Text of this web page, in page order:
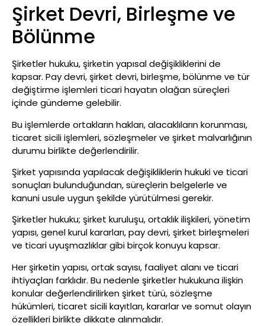
Şirket Devri, Birleşme ve
Bölünme
Şirketler hukuku, şirketin yapısal değişikliklerini de
kapsar. Pay devri, şirket devri, birleşme, bölünme ve tür
değiştirme işlemleri ticari hayatın olağan süreçleri
içinde gündeme gelebilir.
Bu işlemlerde ortakların hakları, alacaklıların korunması,
ticaret sicili işlemleri, sözleşmeler ve şirket malvarlığının
durumu birlikte değerlendirilir.
Şirket yapısında yapılacak değişikliklerin hukuki ve ticari
sonuçları bulunduğundan, süreçlerin belgelerle ve
kanuni usule uygun şekilde yürütülmesi gerekir.
Şirketler hukuku; şirket kuruluşu, ortaklık ilişkileri, yönetim
yapısı, genel kurul kararları, pay devri, şirket birleşmeleri
ve ticari uyuşmazlıklar gibi birçok konuyu kapsar.
Her şirketin yapısı, ortak sayısı, faaliyet alanı ve ticari
ihtiyaçları farklıdır. Bu nedenle şirketler hukukuna ilişkin
konular değerlendirilirken şirket türü, sözleşme
hükümleri, ticaret sicili kayıtları, kararlar ve somut olayın
özellikleri birlikte dikkate alınmalıdır.